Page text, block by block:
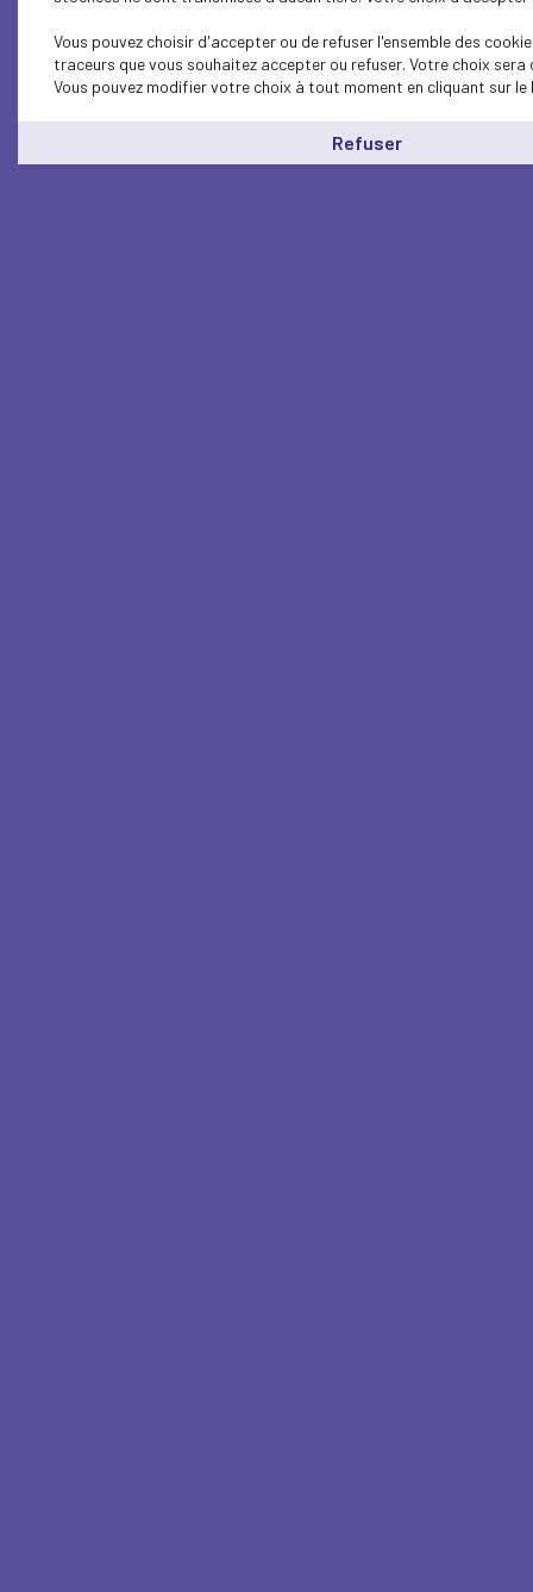
Vous pouvez choisir d'accepter ou de refuser l'ensemble des
traceurs que vous souhaitez accepter ou refuser. Votre choix
Vous pouvez modifier votre choix à tout moment en cliquant sur le
Refuser